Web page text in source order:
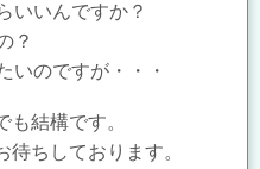
いいんですか？
？
いのですが・・・
も結構です。
ちしております。